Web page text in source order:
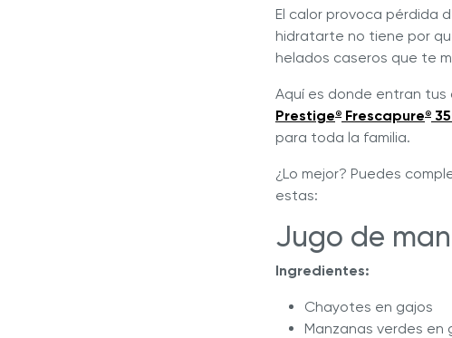
El calor provoca pérdida
hidratarte no tiene por
helados caseros que te
Aquí es donde entran tus
Prestige ® Frescapure ®
para toda la familia.
¿Lo mejor? Puedes
estas:
Jugo de
Ingredientes:
Chayotes en gajos
Manzanas verdes en